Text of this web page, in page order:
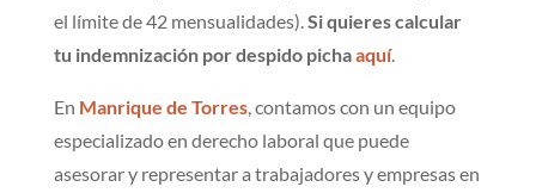
el límite de 42 mensualidades). Si quieres calcular
tu indemnización por despido pichaaquí.
En Manrique de Torres, contamos con un equipo
especializado en derecho laboral que puede
asesorar y representar a trabajadores y empresas en